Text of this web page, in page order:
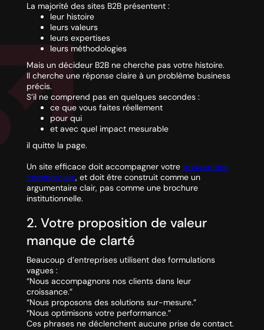
La majorité des sites B2B présentent :
leur histoire
leurs valeurs
leurs expertises
leurs méthodologies
Mais un décideur B2B ne cherche pas votre histoire.
Il cherche une réponse claire à un problème business
précis.
S’il ne comprend pas en quelques secondes :
ce que vous faites réellement
pour qui
et avec quel impact mesurable
il quitte la page.
Un site efficace doit accompagner votre prospection
commerciale, et doit être construit comme un
argumentaire clair, pas comme une brochure
institutionnelle.
2. Votre proposition de valeur
manque de clarté
Beaucoup d’entreprises utilisent des formulations
vagues :
“Nous accompagnons nos clients dans leur
croissance.”
“Nous proposons des solutions sur-mesure.”
“Nous optimisons votre performance.”
Ces phrases ne déclenchent aucune prise de contact.